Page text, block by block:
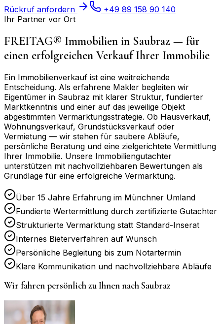
Rückruf anfordern
+49 89 158 90 140
Ihr Partner vor Ort
FREITAG® Immobilien in Saubraz — für
einen erfolgreichen Verkauf Ihrer Immobilie
Ein Immobilienverkauf ist eine weitreichende
Entscheidung. Als erfahrene Makler begleiten wir
Eigentümer in Saubraz mit klarer Struktur, fundierter
Marktkenntnis und einer auf das jeweilige Objekt
abgestimmten Vermarktungsstrategie. Ob Hausverkauf,
Wohnungsverkauf, Grundstücksverkauf oder
Vermietung — wir stehen für saubere Abläufe,
persönliche Beratung und eine zielgerichtete Vermittlung
Ihrer Immobilie. Unsere Immobiliengutachter
unterstützen mit nachvollziehbaren Bewertungen als
Grundlage für eine erfolgreiche Vermarktung.
Über 15 Jahre Erfahrung im Münchner Umland
Fundierte Wertermittlung durch zertifizierte Gutachter
Strukturierte Vermarktung statt Standard-Inserat
Internes Bieterverfahren auf Wunsch
Persönliche Begleitung bis zum Notartermin
Klare Kommunikation und nachvollziehbare Abläufe
Wir fahren persönlich zu Ihnen nach Saubraz